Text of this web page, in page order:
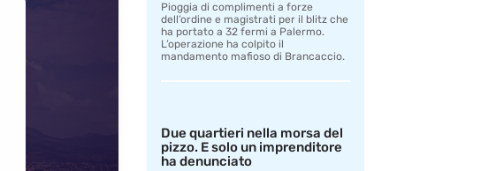
Pioggia di complimenti a forze
dell’ordine e magistrati per il blitz che
ha portato a 32 fermi a Palermo.
L’operazione ha colpito il
mandamento mafioso di Brancaccio.
Due quartieri nella morsa del
pizzo. E solo un imprenditore
ha denunciato